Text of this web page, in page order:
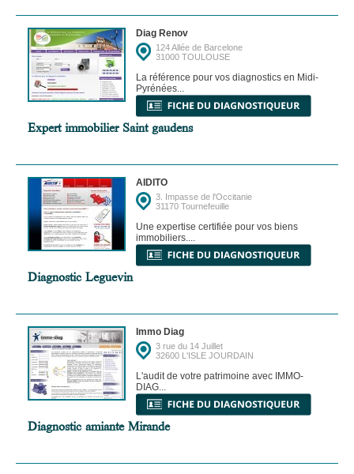
Diag Renov
124 Allée de Barcelone
31000 TOULOUSE
La référence pour vos diagnostics en Midi-
Pyrénées...
Expert immobilier Saint gaudens
AIDITO
3. Impasse de l'Occitanie
31170 Tournefeuille
Une expertise certifiée pour vos biens
immobiliers....
Diagnostic Leguevin
Immo Diag
3 rue du 14 Juillet
32600 L'ISLE JOURDAIN
L'audit de votre patrimoine avec IMMO-
DIAG...
Diagnostic amiante Mirande